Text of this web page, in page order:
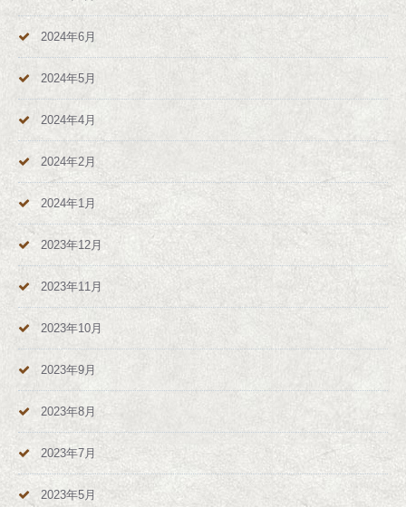
2024年6月
2024年5月
2024年4月
2024年2月
2024年1月
2023年12月
2023年11月
2023年10月
2023年9月
2023年8月
2023年7月
2023年5月